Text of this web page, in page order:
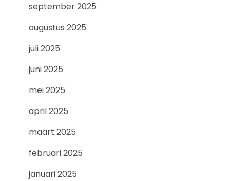
september 2025
augustus 2025
juli 2025
juni 2025
mei 2025
april 2025
maart 2025
februari 2025
januari 2025